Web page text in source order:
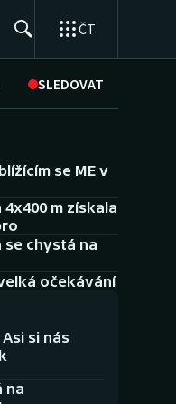
ČT
SLEDOVAT
se ME v
m získala
se chystá na
očekávání
si nás
na